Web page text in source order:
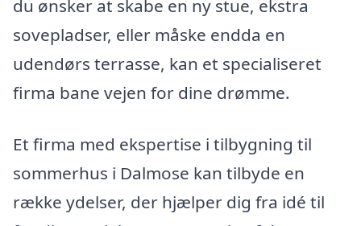
du ønsker at skabe en ny stue, ekstra
sovepladser, eller måske endda en
udendørs terrasse, kan et specialiseret
firma bane vejen for dine drømme.
Et firma med ekspertise i tilbygning til
sommerhus i Dalmose kan tilbyde en
række ydelser, der hjælper dig fra idé til